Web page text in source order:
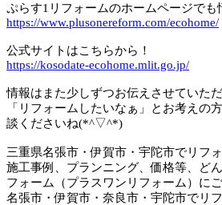
ぷらす1リフォームのホームページでも
https://www.plusonereform.com/ecohome/
公式サイトはこちらから！
https://kosodate-ecohome.mlit.go.jp/
情報はまた少しずつお伝えさせていた
「リフォームしたいなぁ」とお考えの
談くださいね(*^▽^*)
三重県名張市・伊賀市・宇陀市でリフ
施工事例、プランニング、価格等、ど
フォーム（プラスワンリフォーム）に
名張市・伊賀市・奈良市・宇陀市でリ